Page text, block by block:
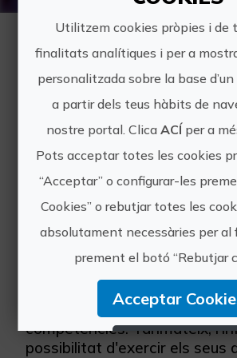
Inicio Contacte
Pose's en contacte amb
fer-nos arribar qualsevol
sol·licitud d'informació o
continguts que ens ajuden a
Les dades de caràcter
contingudes en el correu
ser inclosos en un fitxer per
tractament per part de l'
Valenciana del Tuirsme
,
responsable, en l'ús de les
que té atribuïdes i en l'àmbit
competències. Tanmateix,
possibilitat d'exercir els seus
Utilitzem cookies pròpies i de
finalitats analítiques i per a
personalitzada sobre la base
a partir dels teus hàbits de
nostre portal. ClicaACÍper a
Pots acceptar totes les cookies
“Acceptar” o configurar-les
Cookies” o rebutjar totes les
absolutament necessàries per
prement el botó “Rebutjar
Acceptar
Rebutjar Cookies